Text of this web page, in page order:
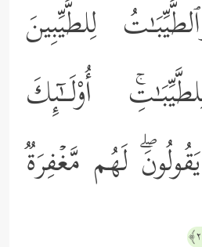
لِلطَّیِّبِینَ
أُوْلَــٰۤىِٕكَ
لَهُم مَّغۡفِرَةࣱ